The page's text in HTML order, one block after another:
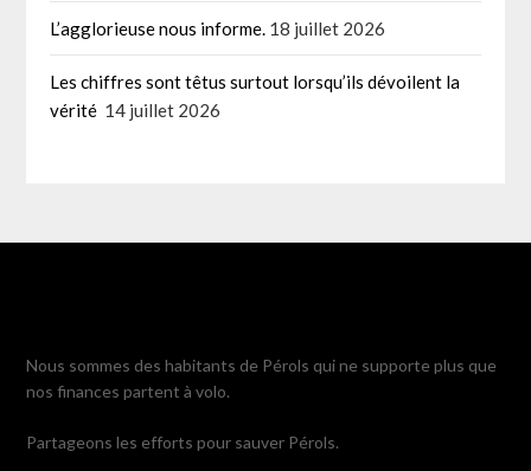
L’agglorieuse nous informe. 18 juillet 2026
Les chiffres sont têtus surtout lorsqu’ils dévoilent la
vérité 14 juillet 2026
Nous sommes des habitants de Pérols qui ne supporte plus que
nos finances partent à volo.
Partageons les efforts pour sauver Pérols.